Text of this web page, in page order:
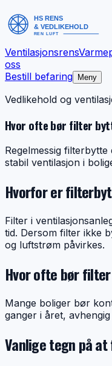
Ventilasjonsrens
oss
Bestill befaring
Meny
Vedlikehold og
Hvor ofte bør filter
Regelmessig
stabil ventilasjon i
Hvorfor er
Filter i
tid. Dersom filter ikke
og luftstrøm påvirkes.
Hvor ofte bør
Mange boliger bør
ganger i året,
Vanlige tegn på